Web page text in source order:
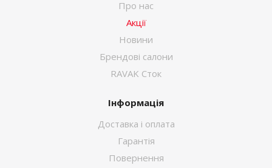
Про нас
Акції
Новини
Брендові салони
RAVAK Сток
Інформація
Доставка і оплата
Гарантія
Повернення